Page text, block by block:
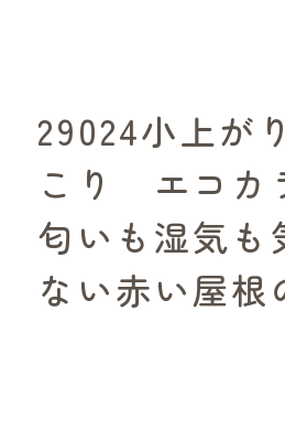
29024小上が
こり エコカ
匂いも湿気も
ない赤い屋根